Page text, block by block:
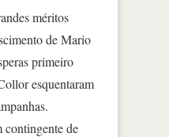
méritos
de Mario
primeiro
esquentaram
contingente de